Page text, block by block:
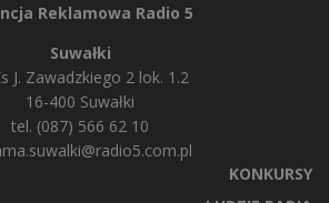
Reklamowa Radio 5
Suwałki
J. Zawadzkiego 2 lok. 1.2
16-400 Suwałki
tel. (087) 566 62 10
KONKURSY